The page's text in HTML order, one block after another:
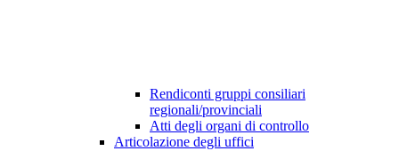
Rendiconti gruppi consiliari
regionali/provinciali
Atti degli organi di controllo
Articolazione degli uffici